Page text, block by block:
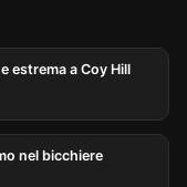
estrema a Coy Hill
nel bicchiere